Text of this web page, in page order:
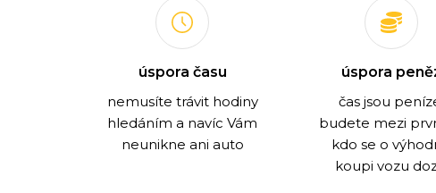
úspora času
nemusíte trávit hodiny
hledáním a navíc Vám
neunikne ani auto
úspora
čas jsou
budete mezi
kdo se o
koupi vozu